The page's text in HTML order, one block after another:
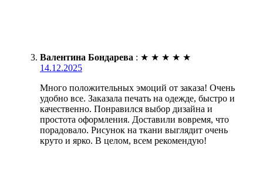
Валентина Бондарева : ★ ★ ★ ★ ★
14.12.2025
Много положительных эмоций от заказа! Очень
удобно все. Заказала печать на одежде, быстро и
качественно. Понравился выбор дизайна и
простота оформления. Доставили вовремя, что
порадовало. Рисунок на ткани выглядит очень
круто и ярко. В целом, всем рекомендую!